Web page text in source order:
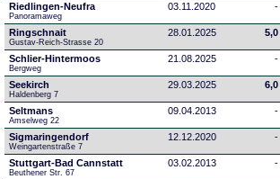
Riedlingen-Neufra
Panoramaweg
03.11.2020 -
Ringschnait
Gustav-Reich-Strasse 20
28.01.2025 5,0
Schlier-Hintermoos
Bergweg
21.08.2025 -
Seekirch
Haldenberg 7
29.03.2025 6,0
Seltmans
Amselweg 22
09.04.2013 -
Sigmaringendorf
Weingartenstraße 7
12.12.2020 -
Stuttgart-Bad Cannstatt
Beuthener Str. 67
03.02.2013 -